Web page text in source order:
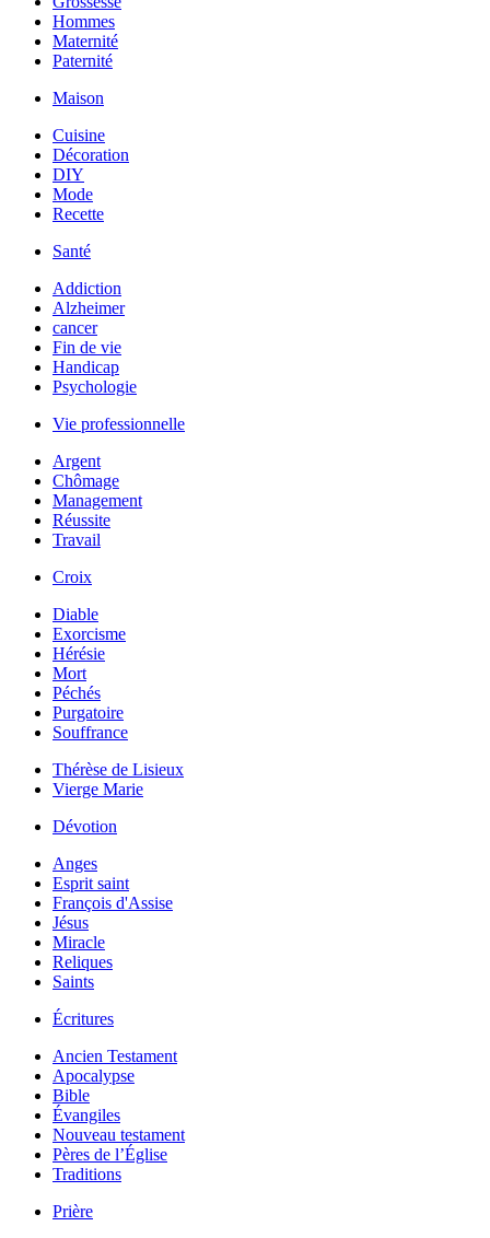
Hommes
Maternité
Paternité
Maison
Cuisine
Décoration
DIY
Mode
Recette
Santé
Addiction
Alzheimer
cancer
Fin de vie
Handicap
Psychologie
Vie professionnelle
Argent
Chômage
Management
Réussite
Travail
Croix
Diable
Exorcisme
Hérésie
Mort
Péchés
Purgatoire
Souffrance
Thérèse de Lisieux
Vierge Marie
Dévotion
Anges
Esprit saint
François d'Assise
Jésus
Miracle
Reliques
Saints
Écritures
Ancien Testament
Apocalypse
Bible
Évangiles
Nouveau testament
Pères de l’Église
Traditions
Prière